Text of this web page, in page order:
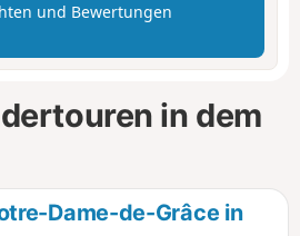
und Bewertungen
in dem
Dame-de-Grâce in